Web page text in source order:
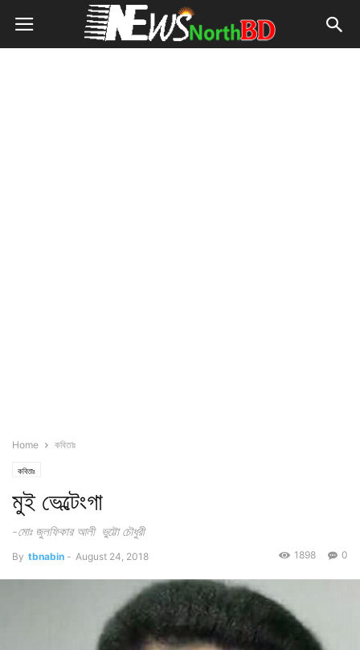
Home কবিতাঃ
কবিতাঃ
মুই ভেল্টেংগা
-মোঃ জুলফিকার আলী ভুট্টো চৌধুরী
By tbnabin - August 24, 2018 0
1898